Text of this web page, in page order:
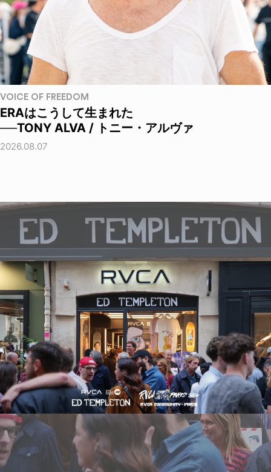
VOICE OF FREEDOM
ERAはこうして生まれた
──TONY ALVA / トニー・アルヴァ
2026.08.07